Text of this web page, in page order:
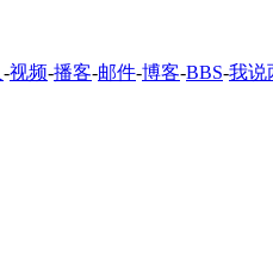
-视频-播客-邮件-博客-BBS-我说